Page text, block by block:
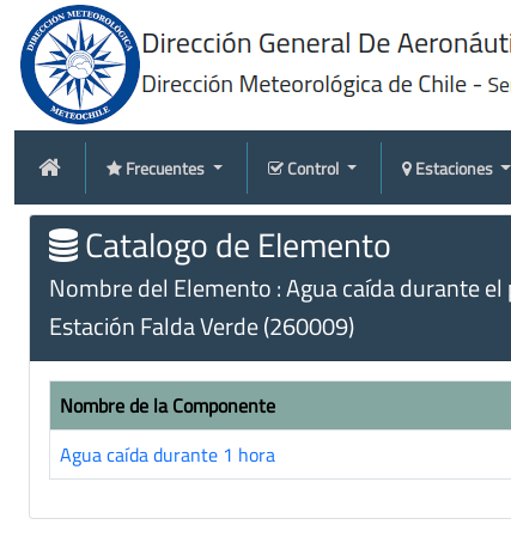
Frecuentes Control Estaciones
Catalogo de Elemento
Nombre del Elemento : Agua caída durante
Estación Falda Verde (260009)
Nombre de la Componente
Agua caída durante 1 hora